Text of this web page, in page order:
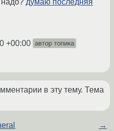
надо? думаю последняя
+00:00 автор топика
в эту тему. Тема
→